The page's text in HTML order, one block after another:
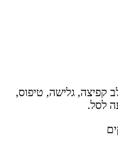
משלב קפיצה, גלישה, טיפוס,
לסל.